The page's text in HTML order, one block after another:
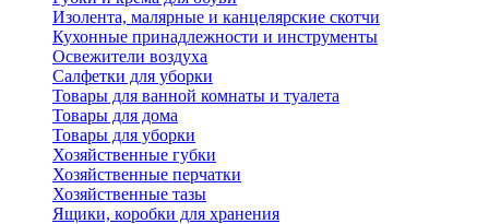
Изолента, малярные и канцелярские скотчи
Кухонные принадлежности и инструменты
Освежители воздуха
Салфетки для уборки
Товары для ванной комнаты и туалета
Товары для дома
Товары для уборки
Хозяйственные губки
Хозяйственные перчатки
Хозяйственные тазы
Ящики, коробки для хранения